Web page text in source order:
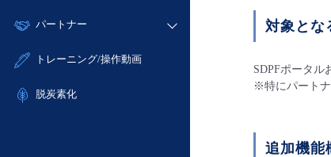
すべてのメニューを見る
サポート
すべてのメニューを見る
- 初期設定・確認
- ユーザー機能の管理
- APIリファレンス
- IoT
- ITインフラストラクチャー
故障/メンテナンス履歴
定期メンテナンス
パートナー
販売パートナー向けプログラム
トレーニング/操作動画
脱炭素化
対象とな
SDPFポータル
※特にパート
追加機能